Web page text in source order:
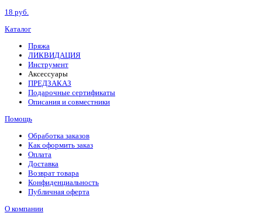
18 руб.
Каталог
Пряжа
ЛИКВИДАЦИЯ
Инструмент
Аксессуары
ПРЕДЗАКАЗ
Подарочные сертификаты
Описания и совместники
Помощь
Обработка заказов
Как оформить заказ
Оплата
Доставка
Возврат товара
Конфиденциальность
Публичная оферта
О компании